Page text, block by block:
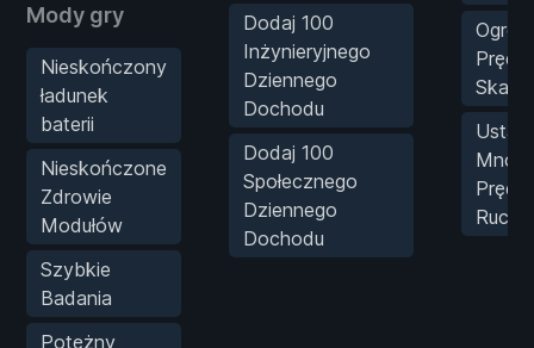
Mody gry
Nieskończony
ładunek
baterii
Nieskończone
Zdrowie
Modułów
Szybkie
Badania
Potężny
Dodaj 100
Inżynieryjnego
Dziennego
Dochodu
Dodaj 100
Społecznego
Dziennego
Dochodu
Ustaw